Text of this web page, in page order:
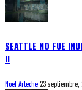
SEATTLE NO FUE
II
Noel Arteche23 septiembre,